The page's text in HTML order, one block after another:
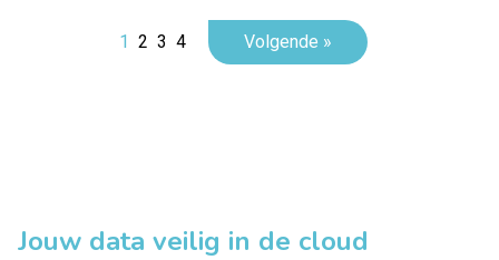
1 2 3 4 Volgende »
Jouw data veilig in de cloud